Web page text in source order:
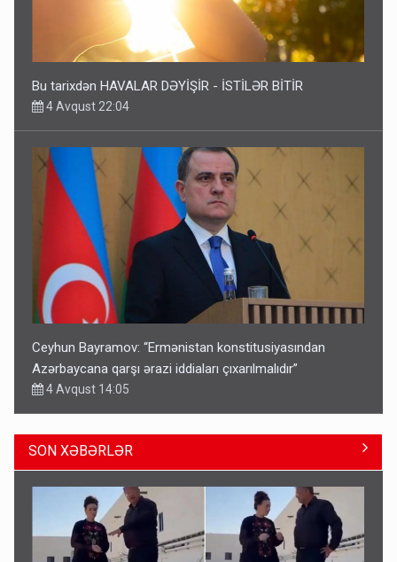
Bu tarixdən HAVALAR DƏYİŞİR - İSTİLƏR BİTİR
4 Avqust 22:04
Ceyhun Bayramov: “Ermənistan konstitusiyasından
Azərbaycana qarşı ərazi iddiaları çıxarılmalıdır”
4 Avqust 14:05
SON XƏBƏRLƏR